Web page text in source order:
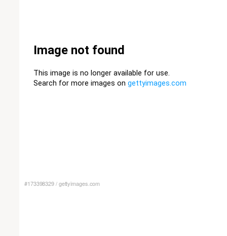
#173398329/gettyimages.com